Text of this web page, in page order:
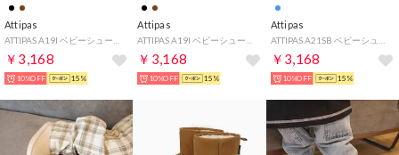
Attipas
￥3,168
10%OFF 15%
Attipas
￥3,168
10%OFF 15%
Attipas
￥3,168
10%OFF 15%